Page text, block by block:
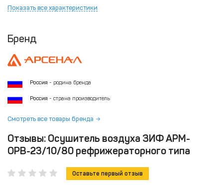
Показать все характеристики
Бренд
Россия - родина бренда
Россия - страна производитель
Смотреть все товары бренда
Отзывы: Осушитель воздуха ЗИФ АРМ-
ОРВ-23/10/80 рефрижераторного типа
Оставьте первый отзыв